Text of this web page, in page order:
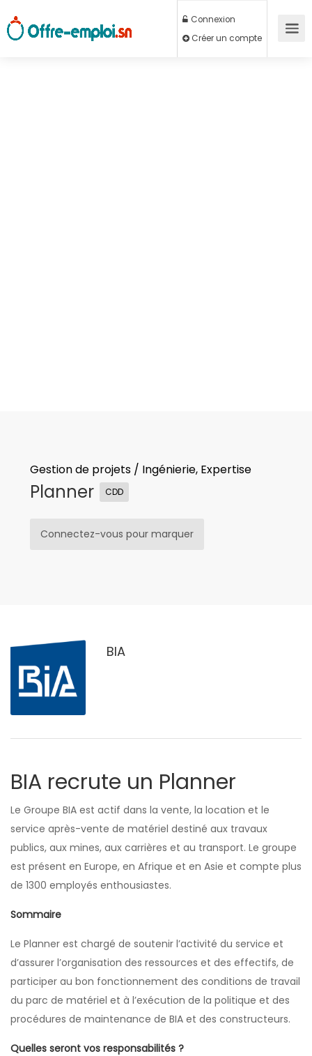
Connexion
Créer un compte
Gestion de projets / Ingénierie, Expertise
Planner CDD
Connectez-vous pour marquer
BIA
BIA recrute un Planner
Le Groupe BIA est actif dans la vente, la location et le
service après-vente de matériel destiné aux travaux
publics, aux mines, aux carrières et au transport. Le groupe
est présent en Europe, en Afrique et en Asie et compte plus
de 1300 employés enthousiastes.
Sommaire
Le Planner est chargé de soutenir l’activité du service et
d’assurer l’organisation des ressources et des effectifs, de
participer au bon fonctionnement des conditions de travail
du parc de matériel et à l’exécution de la politique et des
procédures de maintenance de BIA et des constructeurs.
Quelles seront vos responsabilités ?